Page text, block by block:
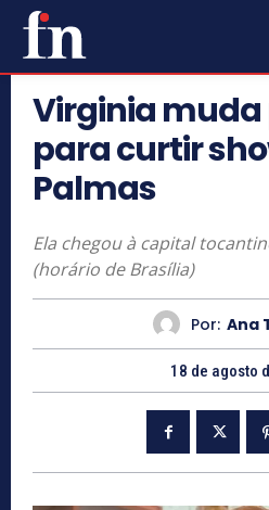
Virginia
para curtir
Palmas
Ela chegou à capital
(horário de Brasília)
Por: Ana
18 de agosto